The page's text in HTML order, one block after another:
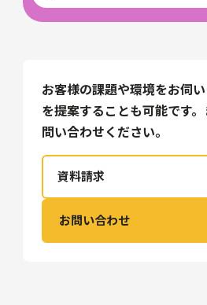
お客様の課題や環境をお伺
を提案することも可能です
問い合わせください。
資料請求
お問い合わせ